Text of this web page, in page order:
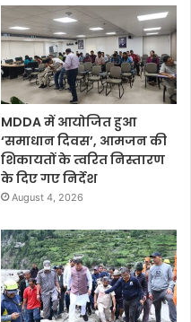
MDDA में आयोजित हुआ
‘समाधान दिवस’, आमजन की
शिकायतों के त्वरित निस्तारण
के दिए गए निर्देश
August 4, 2026